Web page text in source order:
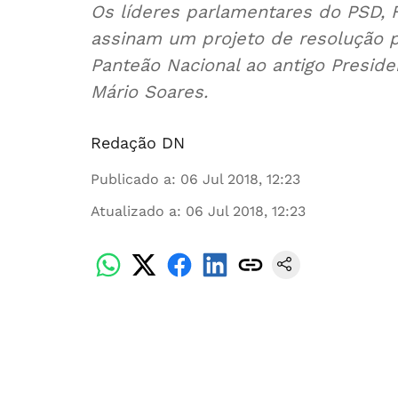
Os líderes parlamentares do PSD,
assinam um projeto de resolução
Panteão Nacional ao antigo
Mário Soares.
Redação DN
Publicado a: 06 Jul 2018, 12:23
Atualizado a: 06 Jul 2018, 12:23